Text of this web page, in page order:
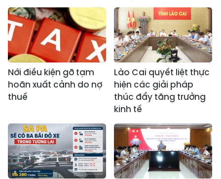
Nới điều kiện gỡ tạm
hoãn xuất cảnh do nợ
thuế
Lào Cai quyết liệt thực
hiện các giải pháp
thúc đẩy tăng trưởng
kinh tế